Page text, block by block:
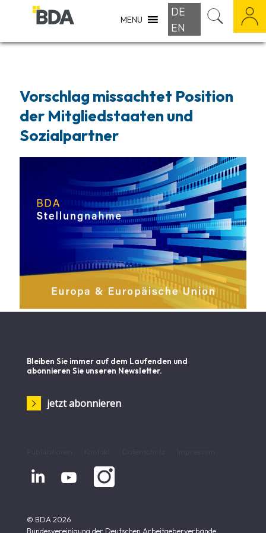
MENU
DE
EN
Vorschlag missachtet Position
der Mitgliedstaaten und
Sozialpartner
Bleiben Sie immer auf dem Laufenden und
abonnieren Sie unseren Newsletter.
jetzt abonnieren
 
© BDA 2026
Bundesvereinigung der Deutschen Arbeitgeberverbände